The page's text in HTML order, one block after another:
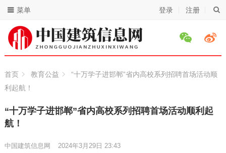
登录 注册
菜单
首页 教育公益
“十万学子进邯郸”省内高校系列招聘首场活动顺
利起航！
“十万学子进邯郸”省内高校系列招聘首场活动顺利起
航！
中国建筑信息网 2024年3月29日 23:43